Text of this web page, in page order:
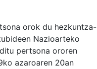
orok du hezkuntza-
Nazioarteko
pertsona ororen
azaroaren 20an